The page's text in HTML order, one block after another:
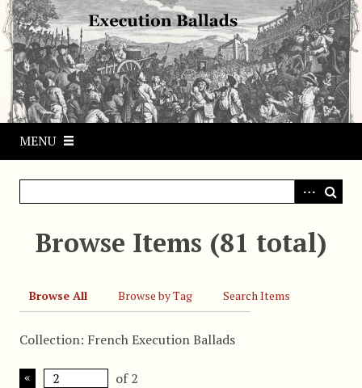
S
k
m
i
MENU
Browse Items (81 total)
Browse All Browse by Tag Search Items
Collection: French Execution Ballads
of 2